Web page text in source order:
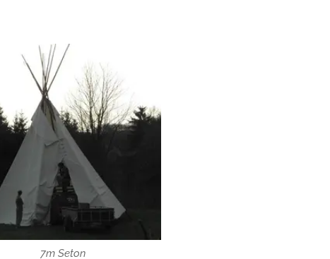
7m Seton